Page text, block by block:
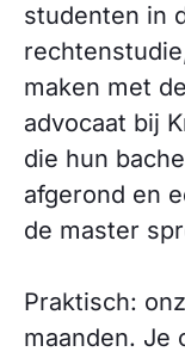
studenten in
maken met
advocaat bij
die hun
afgerond en
de master
Praktisch:
maanden. Je